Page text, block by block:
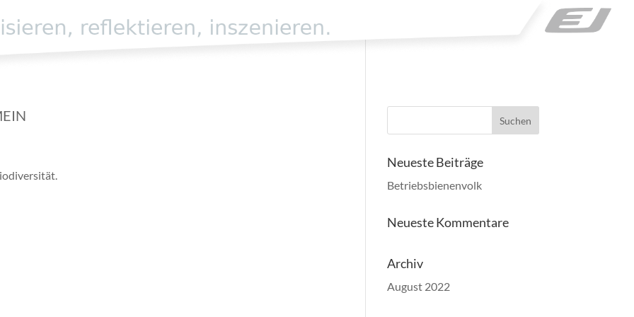
Neueste Beiträge
Betriebsbienenvolk
Neueste Kommentare
Archiv
August 2022